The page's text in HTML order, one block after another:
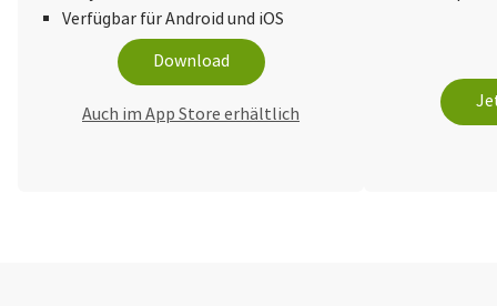
Verfügbar für Android und iOS
Download
Auch im App Store erhältlich